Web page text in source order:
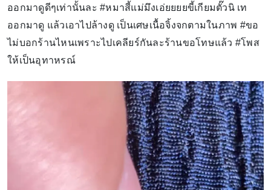
ออกมาดูดีๆเท่านั้นละ #หมาสี้แม่มึงเอ่ยยยยขี้เกียมตั๊วนิ เท
ออกมาดู แล้วเอาไปล้างดู เป็นเศษเนื้อจิ้งจกตามในภาพ #ขอ
ไม่บอกร้านไหนเพราะไปเคลียร์กันละร้านขอโทษแล้ว #โพส
ให้เป็นอุทาหรณ์